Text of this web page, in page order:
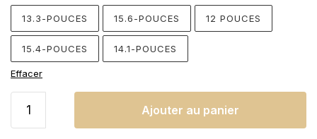
13.3-POUCES 15.6-POUCES 12 POUCES
15.4-POUCES 14.1-POUCES
Effacer
Ajouter au panier